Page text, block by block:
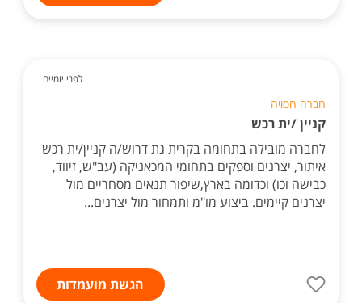
לפני יומיים
חברה חסויה
קניין /ית רכש
לחברה מובילה בתחומה בקרית גת דרוש/ה קניין/ית רכש
איתור, יצרנים וספקים בתחומי המכאניקה (עב"ש, זיווד,
כבישה וכו) וכדומה בארץ,שיפור תנאים מסחריים מול
יצרנים קיימים. ביצוע מו"מ ותמחור מול יצרנים...
הגשת מועמדות